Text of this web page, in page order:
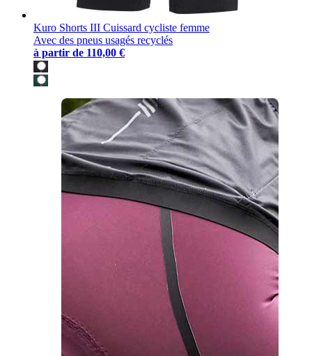
Kuro Shorts III Cuissard cycliste femme
Avec des pneus usagés recyclés
à partir de 110,00 €